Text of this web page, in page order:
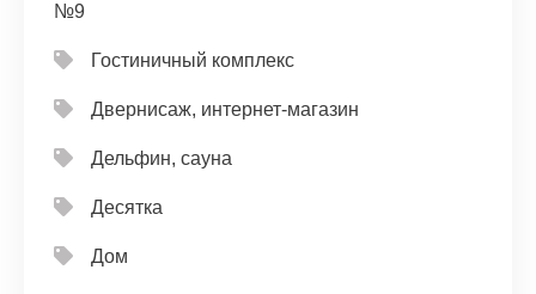
№9
Гостиничный комплекс
Двернисаж, интернет-магазин
Дельфин, сауна
Десятка
Дом